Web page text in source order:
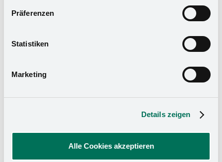
Rechtsmittel einlegen können. Mit Ihrer Einstellung
willigen Sie in die oben beschriebenen Vorgänge ein. Sie
widerrufen. Mehr Informationen finden Sie in unserer
Impressum.
Präferenzen
Statistiken
Marketing
Details zeigen
Alle Cookies akzeptieren